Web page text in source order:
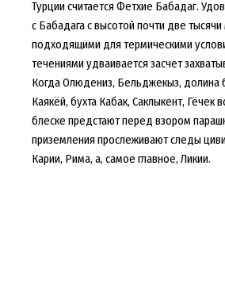
Турции считается Фетхие Бабадаг.
с Бабадага с высотой почти две
подходящими для термическими
течениями удваивается засчет
Когда Олюдениз, Бельджекыз, долина
Каякёй, бухта Кабак, Саклыкент, Гёчек
блеске предстают перед взором
приземления прослеживают следы
Карии, Рима, а, самое главное, Ликии.